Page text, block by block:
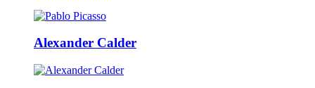
Alexander Calder